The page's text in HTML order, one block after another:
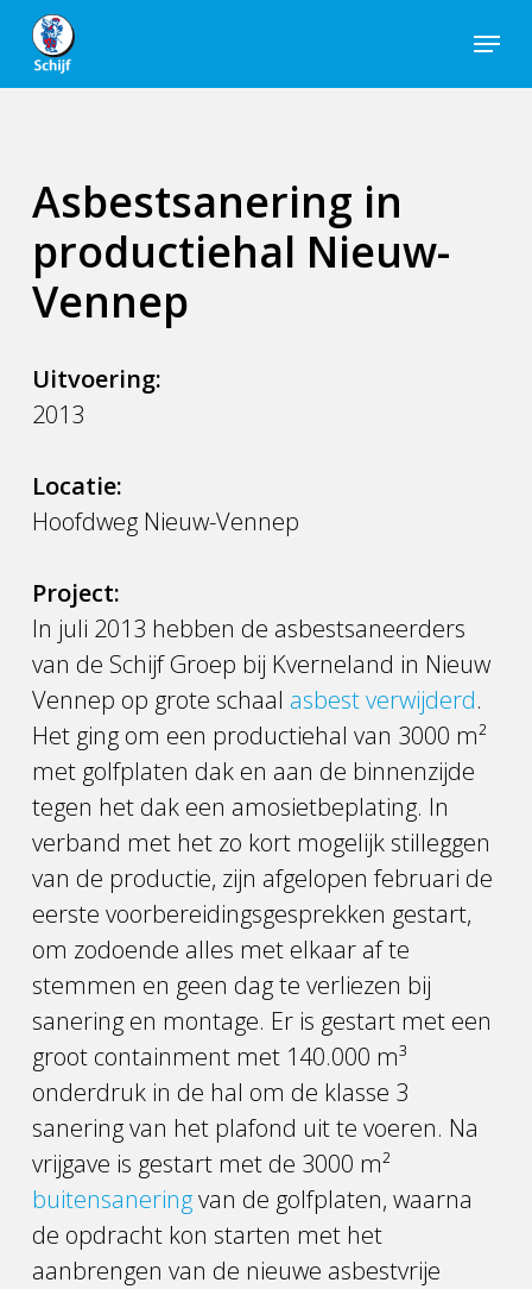
Skip
main
Menu
Asbestsanering in
productiehal Nieuw-
Vennep
Uitvoering:
2013
Locatie:
Hoofdweg Nieuw-Vennep
Project:
In juli 2013 hebben de asbestsaneerders
van de Schijf Groep bij Kverneland in Nieuw
Vennep op grote schaal asbest verwijderd.
Het ging om een productiehal van 3000 m²
met golfplaten dak en aan de binnenzijde
tegen het dak een amosietbeplating. In
verband met het zo kort mogelijk stilleggen
van de productie, zijn afgelopen februari de
eerste voorbereidingsgesprekken gestart,
om zodoende alles met elkaar af te
stemmen en geen dag te verliezen bij
sanering en montage. Er is gestart met een
groot containment met 140.000 m³
onderdruk in de hal om de klasse 3
sanering van het plafond uit te voeren. Na
vrijgave is gestart met de 3000 m²
buitensaneringvan de golfplaten, waarna
de opdracht kon starten met het
aanbrengen van de nieuwe asbestvrije